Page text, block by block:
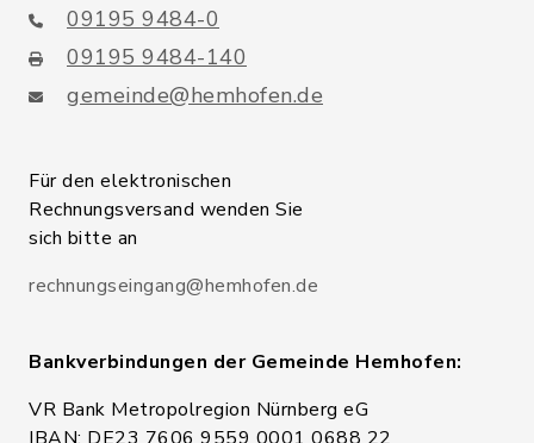
09195 9484-0
09195 9484-140
gemeinde@hemhofen.de
Für den elektronischen
Rechnungsversand wenden Sie
sich bitte an
rechnungseingang@hemhofen.de
Bankverbindungen der Gemeinde Hemhofen:
VR Bank Metropolregion Nürnberg eG